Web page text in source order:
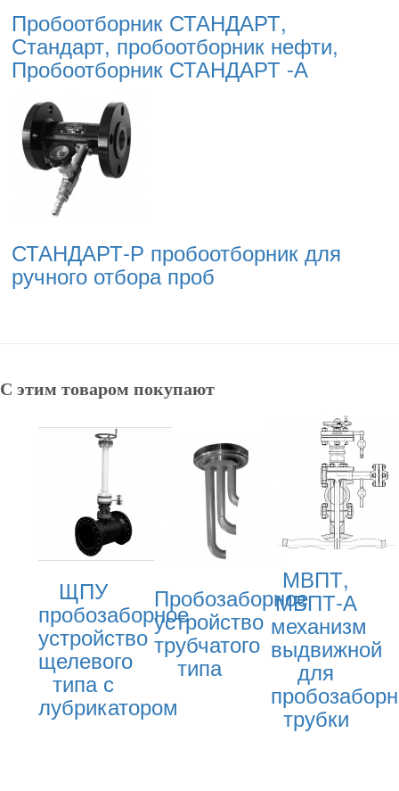
Пробоотборник СТАНДАРТ,
Стандарт, пробоотборник нефти,
Пробоотборник СТАНДАРТ -А
СТАНДАРТ-Р пробоотборник для
ручного отбора проб
С этим товаром покупают
ЩПУ
пробозаборное
устройство
щелевого
типа с
лубрикатором
Пробозаборное
устройство
трубчатого
типа
МВПТ,
МВПТ-А
механизм
выдвижной
для
трубки